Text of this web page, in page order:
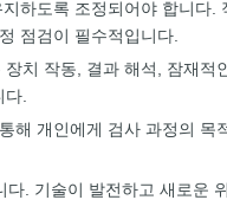
하도록 조정되어야 합니다
점검이 필수적입니다.
치 작동, 결과 해석, 잠재
.
개인에게 검사 과정의 목
. 기술이 발전하고 새로운